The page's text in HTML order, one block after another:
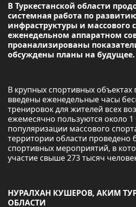
В Туркестанской области
системная работа по
инфраструктуры и массового
еженедельном аппаратном
проанализированы
обсуждены планы на будущее.
В крупных спортивных объектах
введены еженедельные часы
тренировок для жителей всех
ежемесячно пользуются около 1
популяризации массового
территории области проведено
спортивных мероприятий, в
участие свыше 273 тысяч
НУРАЛХАН КУШЕРОВ, АКИМ
ОБЛАСТИ